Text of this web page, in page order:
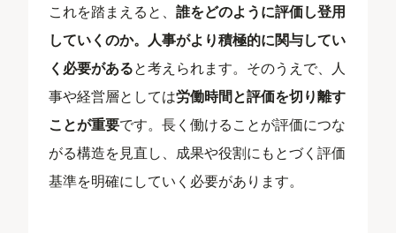
これを踏まえると、誰をどのように評価し登用
していくのか。人事がより積極的に関与してい
く必要があると考えられます。そのうえで、人
事や経営層としては労働時間と評価を切り離す
ことが重要です。長く働けることが評価につな
がる構造を見直し、成果や役割にもとづく評価
基準を明確にしていく必要があります。